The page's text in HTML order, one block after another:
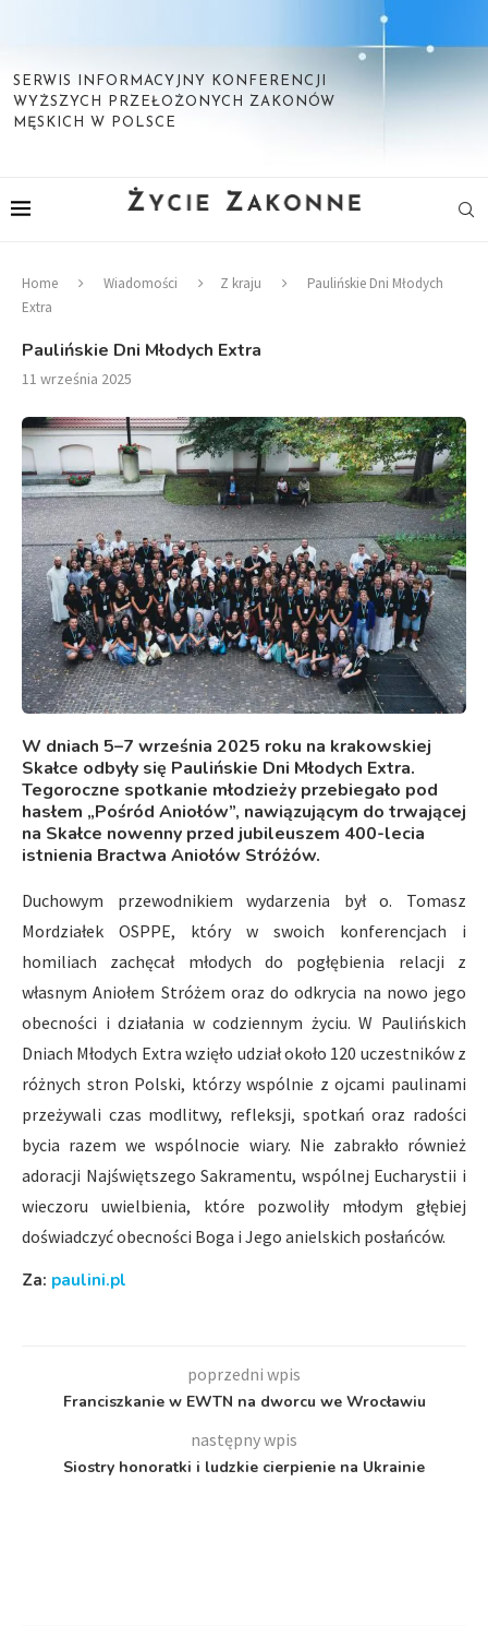
SERWIS INFORMACYJNY KONFERENCJI
WYŻSZYCH PRZEŁOŻONYCH ZAKONÓW
MĘSKICH W POLSCE
Home Wiadomości Z kraju
Paulińskie Dni Młodych
Extra
Paulińskie Dni Młodych Extra
11 września 2025
W dniach 5–7 września 2025 roku na krakowskiej
Skałce odbyły się Paulińskie Dni Młodych Extra.
Tegoroczne spotkanie młodzieży przebiegało pod
hasłem „Pośród Aniołów”, nawiązującym do trwającej
na Skałce nowenny przed jubileuszem 400-lecia
istnienia Bractwa Aniołów Stróżów.
Duchowym przewodnikiem wydarzenia był o. Tomasz
Mordziałek OSPPE, który w swoich konferencjach i
homiliach zachęcał młodych do pogłębienia relacji z
własnym Aniołem Stróżem oraz do odkrycia na nowo jego
obecności i działania w codziennym życiu. W Paulińskich
Dniach Młodych Extra wzięło udział około 120 uczestników z
różnych stron Polski, którzy wspólnie z ojcami paulinami
przeżywali czas modlitwy, refleksji, spotkań oraz radości
bycia razem we wspólnocie wiary. Nie zabrakło również
adoracji Najświętszego Sakramentu, wspólnej Eucharystii i
wieczoru uwielbienia, które pozwoliły młodym głębiej
doświadczyć obecności Boga i Jego anielskich posłańców.
Za: paulini.pl
poprzedni wpis
Franciszkanie w EWTN na dworcu we Wrocławiu
następny wpis
Siostry honoratki i ludzkie cierpienie na Ukrainie